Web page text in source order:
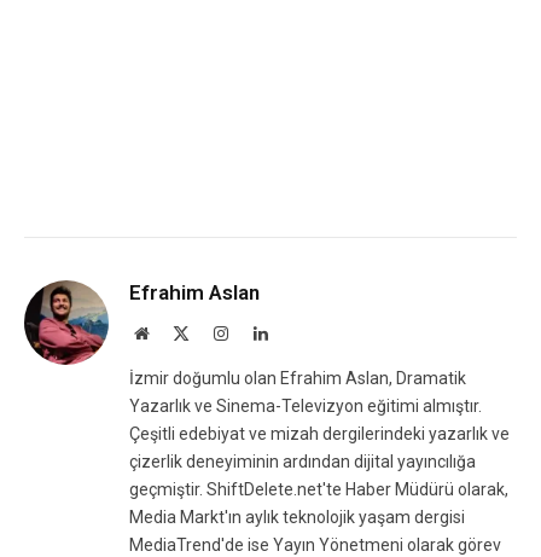
Efrahim Aslan
Website InstagramLinkedIn
İzmir doğumlu olan Efrahim Aslan, Dramatik
Yazarlık ve Sinema-Televizyon eğitimi almıştır.
Çeşitli edebiyat ve mizah dergilerindeki yazarlık ve
çizerlik deneyiminin ardından dijital yayıncılığa
geçmiştir. ShiftDelete.net'te Haber Müdürü olarak,
Media Markt'ın aylık teknolojik yaşam dergisi
MediaTrend'de ise Yayın Yönetmeni olarak görev